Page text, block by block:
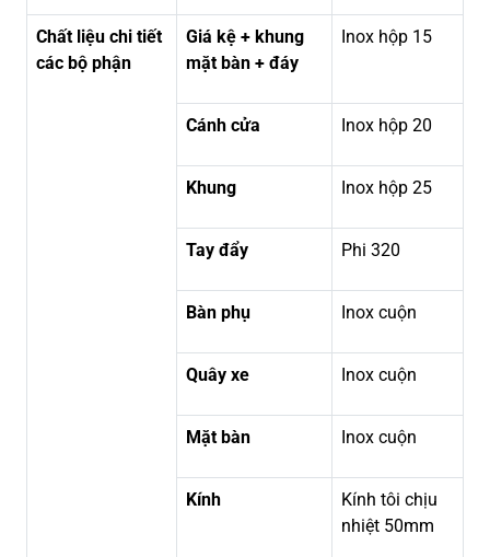
Chất liệu chi tiết
các bộ phận
Giá kệ + khung
mặt bàn + đáy
Inox hộp 15
Cánh cửa Inox hộp 20
Khung Inox hộp 25
Tay đẩy Phi 320
Bàn phụ Inox cuộn
Quây xe Inox cuộn
Mặt bàn Inox cuộn
Kính
Kính tôi chịu
nhiệt 50mm